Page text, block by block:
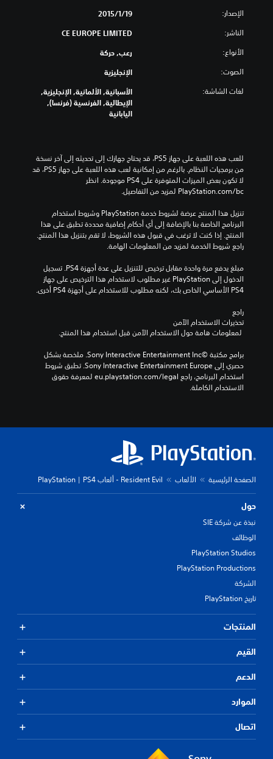
الإصدار: 19‏/1‏/2015
الناشر: CE EUROPE LIMITED
الأنواع: رعب, حركة
الصوت: الإنجليزية
لغات الشاشة:
الأسبانية, الألمانية, الإنجليزية,
الإيطالية, الفرنسية (فرنسا),
اليابانية
‎PlayStation.com/bc لمزيد من التفاصيل.
راجع شروط الخدمة لمزيد من المعلومات الهامة.
PS4 الأساسي الخاص بك، لكنه مطلوب للاستخدام على أجهزة PS4 أخرى.
راجع
تحذيرات الاستخدام الآمن
الاستخدام الكاملة.
الصفحة الرئيسية الألعاب Resident Evil - ألعاب PS4 | ‏PlayStation
حول
نبذة عن شركة SIE
الوظائف
PlayStation Studios
PlayStation Productions
الشركة
تاريخ PlayStation
المنتجات
القيم
الدعم
الموارد
اتصال